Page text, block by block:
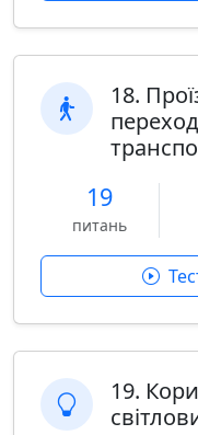
18.
19
питань
19.